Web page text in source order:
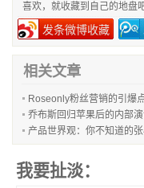
喜欢，就收藏到自己的地盘吧
发条微博收藏
相关文章
Roseonly粉丝营销的引爆
乔布斯回归苹果后的内部
产品世界观：你不知道的
我要扯淡：